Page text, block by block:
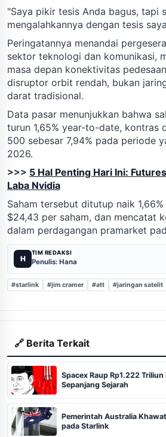
"Saya pikir tesis Anda bagus, tapi
mengalahkannya dengan tesis
Peringatannya menandai
sektor teknologi dan komunikasi,
masa depan konektivitas
disruptor orbit rendah, bukan
darat tradisional.
Data pasar menunjukkan bahwa
turun 1,65% year-to-date, kontras
500 sebesar 7,94% pada periode
2026.
>>> 5 Hal Penting Hari Ini:
Laba Nvidia
Saham tersebut ditutup naik
$24,43 per saham, dan mencatat
dalam perdagangan pramarket
H
TIM REDAKSI
Penulis: Hana
#starlink #jim cramer #att #jaringan satelit
🔗 Berita Terkait
Spacex Raup Rp1.222
Sepanjang Sejarah
Pemerintah Australia
pada Starlink